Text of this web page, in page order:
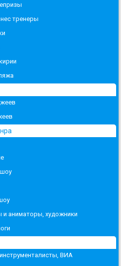
тренеры
аниматоры, художники
ВИА